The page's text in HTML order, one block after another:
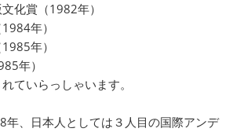
化賞（1982年）
年）
年）
年）
ていらっしゃいます。
年、日本人としては３人目の国際アンデ